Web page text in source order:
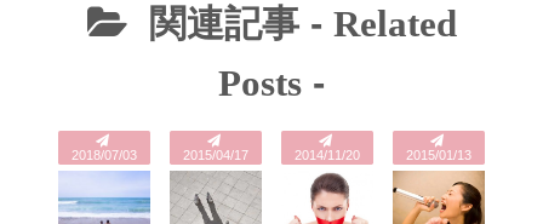
関連記事 - Related
Posts -
2018/07/03 2015/04/17 2014/11/20 2015/01/13